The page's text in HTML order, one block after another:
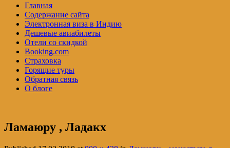
Главная
Содержание сайта
Электронная виза в Индию
Дешевые авиабилеты
Отели со скидкой
Booking.com
Страховка
Горящие туры
Обратная связь
О блоге
Ламаюру , Ладакх